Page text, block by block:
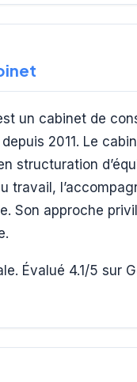
un cabinet de
2011. Le
structuration
travail,
Son approche
Évalué 4.1/5 sur